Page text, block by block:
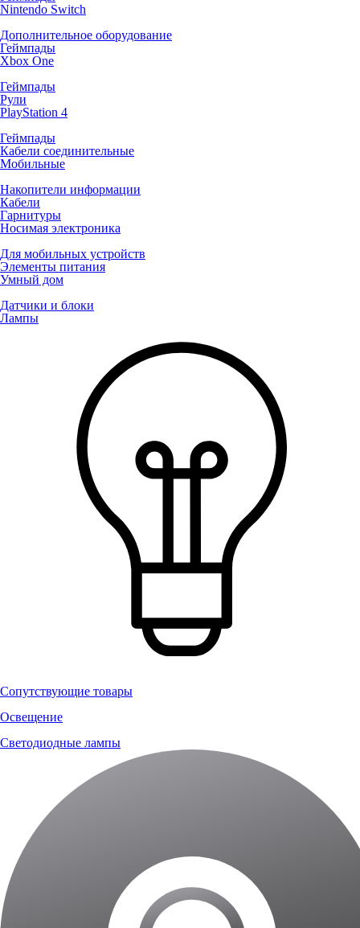
Nintendo Switch
Дополнительное оборудование
Геймпады
Xbox One
Геймпады
Рули
PlayStation 4
Геймпады
Кабели соединительные
Мобильные
Накопители информации
Кабели
Гарнитуры
Носимая электроника
Для мобильных устройств
Элементы питания
Умный дом
Датчики и блоки
Лампы
Сопутствующие товары
Освещение
Светодиодные лампы